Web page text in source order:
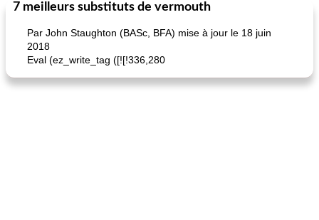
7 meilleurs substituts de vermouth
Par John Staughton (BASc, BFA) mise à jour le 18 juin
2018
Eval (ez_write_tag ([![!336,280